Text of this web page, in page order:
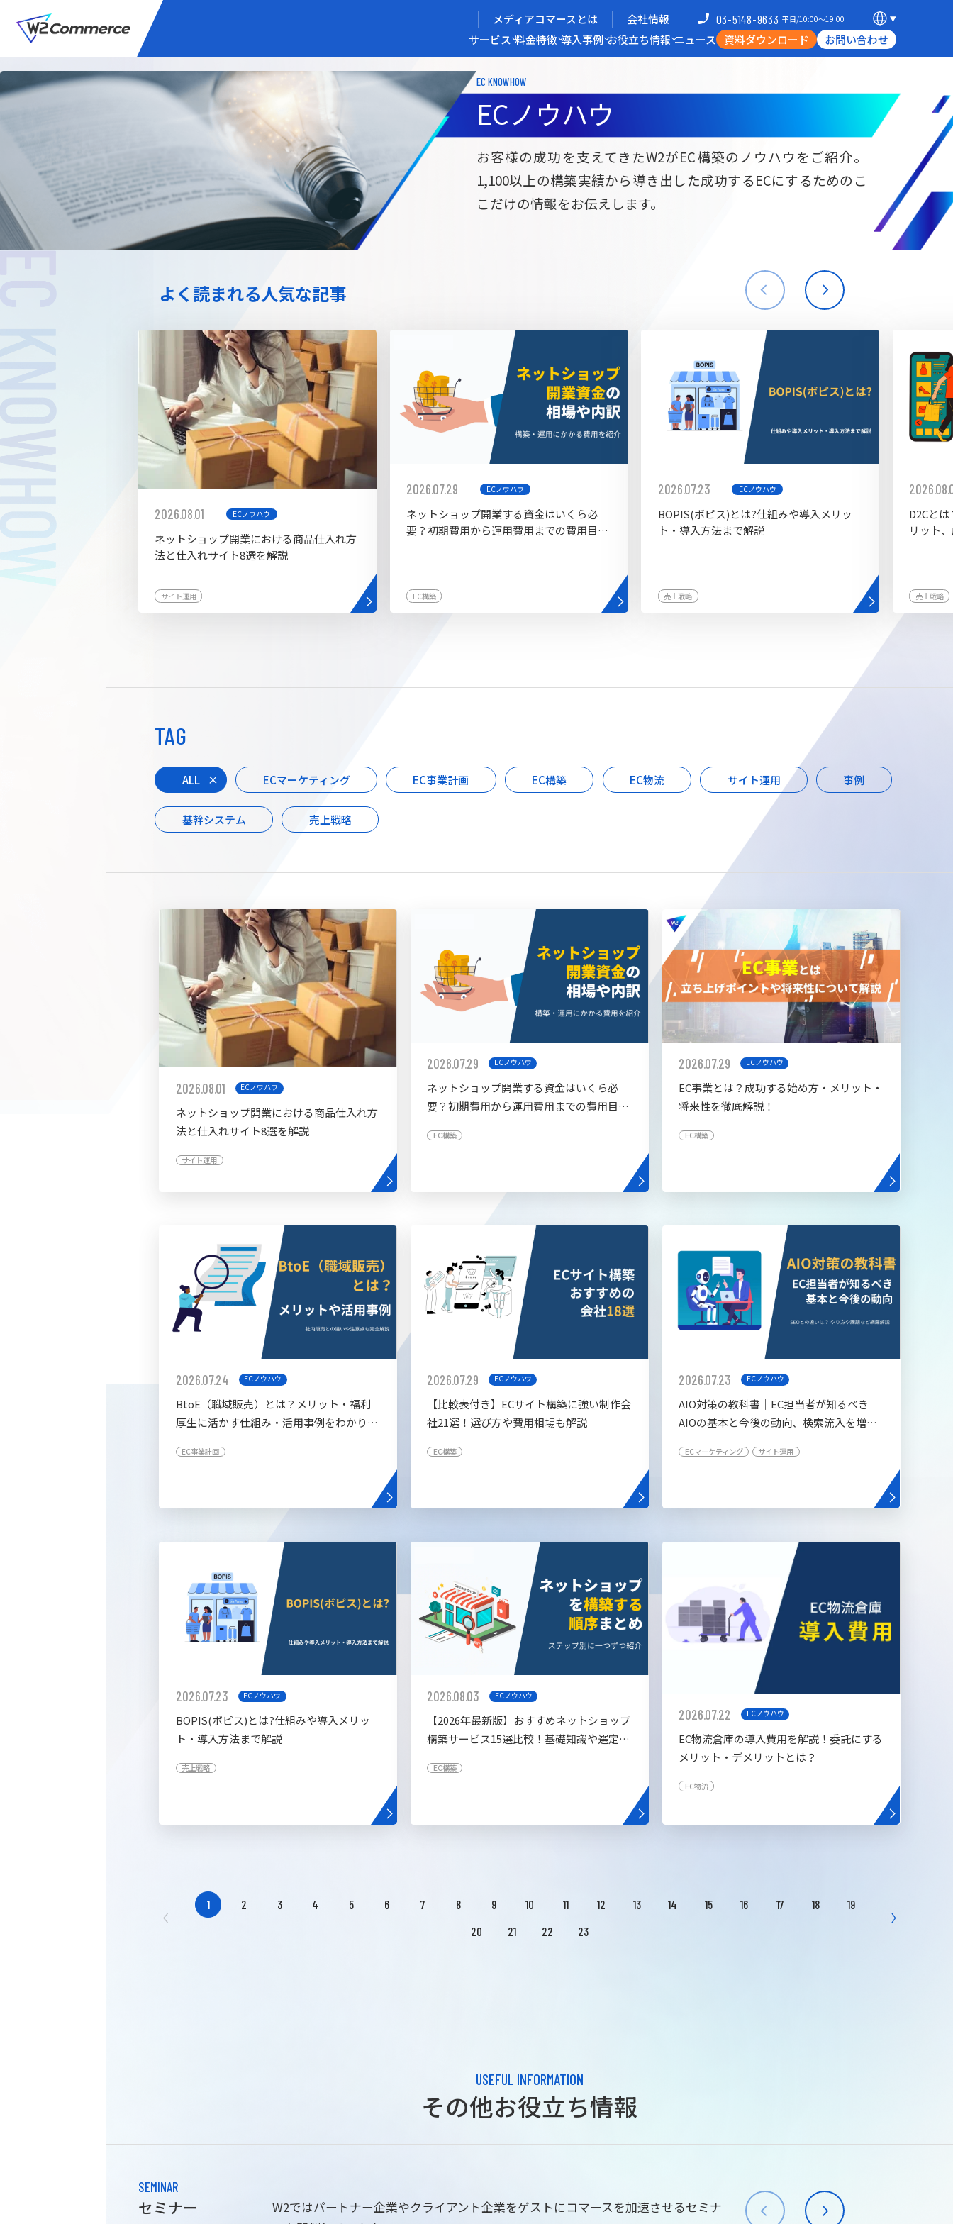
メディアコマースとは 会社情報 03-5148-9633 平日/10:00〜19:00
サービス 料金特徴 導入事例 お役立ち情報 ニュース 資料ダウンロード お問い合わせ
メディアコマースを実現する
サービス
BtoC向けECサイト構築
W2Commerce
Unified
サブスク/定期通販ECサイト構築
Commerce
BtoB向けECサイト構築
W2Commerce
海外進出・現地ECサイト構築
拡張プラグイン一覧 AIカスタマイズ開発 AI buddy
メディアコマースとは 選ばれる理由 開発力/支援体制
導入企業インタビュー
お役立ち資料
EC KNOWHOW
ECノウハウ
お客様の成功を支えてきたW2がEC構築のノウハウをご紹介。
1,100以上の構築実績から導き出した成功するECにするためのこ
こだけの情報をお伝えします。
よく読まれる人気な記事
2026.08.01 ECノウハウ
ネットショップ開業における商品仕入れ方
法と仕入れサイト8選を解説
サイト運用
2026.07.29 ECノウハウ
ネットショップ開業する資金はいくら必
要？初期費用から運用費用までの費用目安
EC構築
2026.07.23 ECノウハウ
BOPIS(ボピス)とは?仕組みや導入メリッ
ト・導入方法まで解説
売上戦略
D2Cと
リット
売上戦略
TAG
ALL ECマーケティング EC事業計画 EC構築 EC物流 サイト運用 事例
基幹システム 売上戦略
2026.08.01 ECノウハウ
ネットショップ開業における商品仕入れ方
法と仕入れサイト8選を解説
サイト運用
2026.07.29 ECノウハウ
ネットショップ開業する資金はいくら必
要？初期費用から運用費用までの費用目安
EC構築
2026.07.29 ECノウハウ
EC事業とは？成功する始め方・メリット・
将来性を徹底解説！
EC構築
2026.07.24 ECノウハウ
BtoE（職域販売）とは？メリット・福利
厚生に活かす仕組み・活用事例をわかりや
EC事業計画
2026.07.29 ECノウハウ
【比較表付き】ECサイト構築に強い制作会
社21選！選び方や費用相場も解説
EC構築
2026.07.23 ECノウハウ
AIO対策の教科書│EC担当者が知るべき
AIOの基本と今後の動向、検索流入を増や
ECマーケティング サイト運用
2026.07.23 ECノウハウ
BOPIS(ボピス)とは?仕組みや導入メリッ
ト・導入方法まで解説
売上戦略
2026.08.03 ECノウハウ
【2026年最新版】おすすめネットショップ
構築サービス15選比較！基礎知識や選定基
EC構築
2026.07.22 ECノウハウ
EC物流倉庫の導入費用を解説！委託にする
メリット・デメリットとは？
EC物流
1 2 3 4 5 6 7 8 9 10 11 12 13 14 15 16 17 18
19
20
21 22 23
USEFUL INFORMATION
その他お役立ち情報
SEMINAR
セミナー
W2ではパートナー企業やクライアント企業をゲストにコマースを加速させるセミナ